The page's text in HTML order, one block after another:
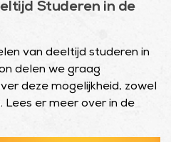
Studeren in de
van deeltijd studeren in
delen we graag
deze mogelijkheid, zowel
Lees er meer over in de